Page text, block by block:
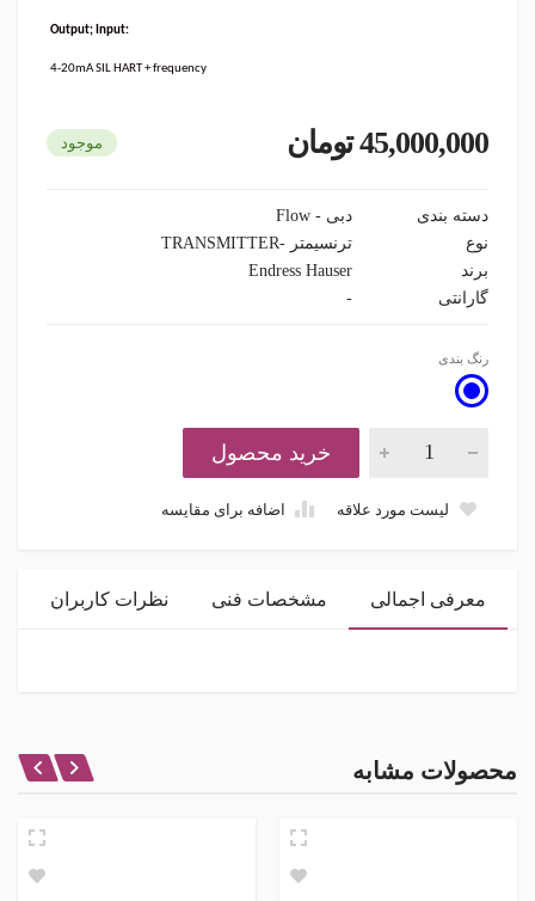
Output; Input:
4-20mA SIL HART + frequency
45,000,000 تومان موجود
دسته بندی
دبی - Flow
نوع
ترنسیمتر -TRANSMITTER
برند
Endress Hauser
گارانتی
-
رنگ بندی
خرید محصول
لیست مورد علاقه اضافه برای مقایسه
معرفی اجمالی مشخصات فنی نظرات کاربران
فلنج
نظر شما در باره این محصول
محصولات مشابه